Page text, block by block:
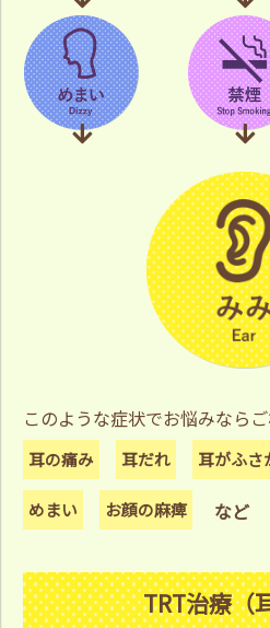
このような症状でお悩みならご
耳の痛み 耳だれ 耳がふさ
めまい お顔の麻痺 など
TRT治療（